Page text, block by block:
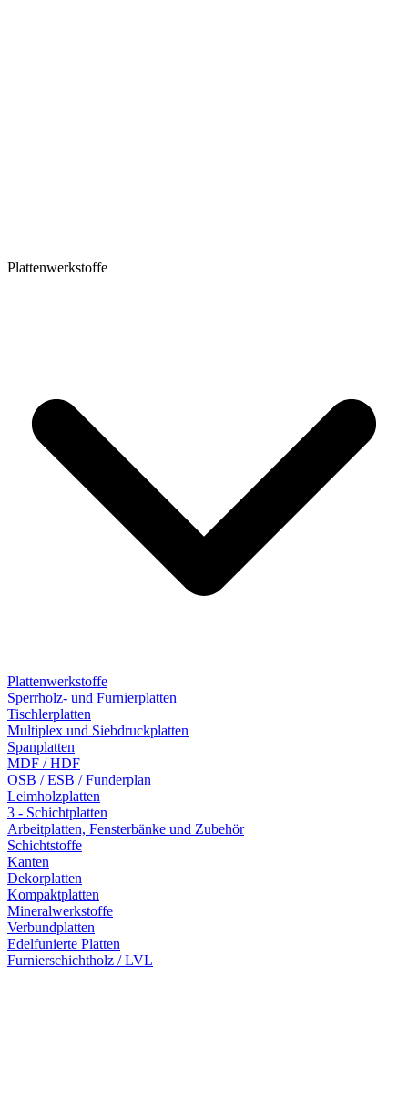
Plattenwerkstoffe
Plattenwerkstoffe
Sperrholz- und Furnierplatten
Tischlerplatten
Multiplex und Siebdruckplatten
Spanplatten
MDF / HDF
OSB / ESB / Funderplan
Leimholzplatten
3 - Schichtplatten
Arbeitplatten, Fensterbänke und Zubehör
Schichtstoffe
Kanten
Dekorplatten
Kompaktplatten
Mineralwerkstoffe
Verbundplatten
Edelfunierte Platten
Furnierschichtholz / LVL